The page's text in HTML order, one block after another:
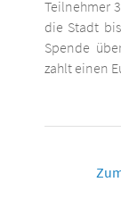
Teilnehmer
die Stadt
Spende
zahlt einen